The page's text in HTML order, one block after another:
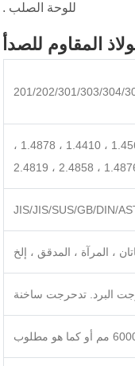
للوحة الصلب ‌.
المقاوم للصدأ
201/202/301/303/304/
1.4301 ، 1.4307 ، 1.4541 ، 1.4401 ، 1.4404 ، 1.4571 ، 1.4438 ، 1.4539 ، 1.4547 ، 1.4529 ، 1.4562 ، 1.4410 ، 1.4878 ،
JIS/JIS/SUS/GB/DIN/
البرد. تدحرجت ساخنة